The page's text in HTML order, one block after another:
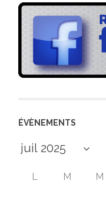
ÉVÈNEMENTS
L M M